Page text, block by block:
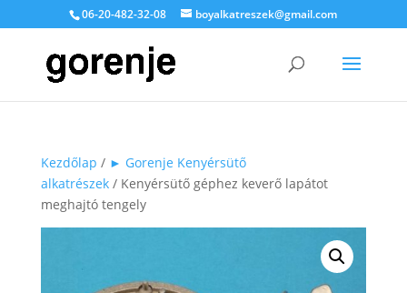
06-20-482-32-08 boyalkatreszek@gmail.com
Kezdőlap / ► Gorenje Kenyérsütő
alkatrészek/ Kenyérsütő géphez keverő lapátot
meghajtó tengely